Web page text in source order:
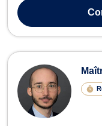
divorce, la séparation,
qui concer...